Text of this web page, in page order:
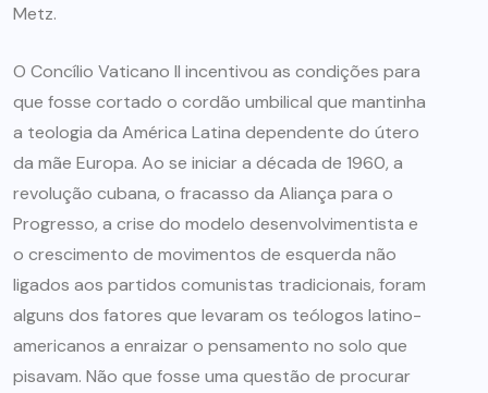
Metz.
O Concílio Vaticano II incentivou as condições para
que fosse cortado o cordão umbilical que mantinha
a teologia da América Latina dependente do útero
da mãe Europa. Ao se iniciar a década de 1960, a
revolução cubana, o fracasso da Aliança para o
Progresso, a crise do modelo desenvolvimentista e
o crescimento de movimentos de esquerda não
ligados aos partidos comunistas tradicionais, foram
alguns dos fatores que levaram os teólogos latino-
americanos a enraizar o pensamento no solo que
pisavam. Não que fosse uma questão de procurar